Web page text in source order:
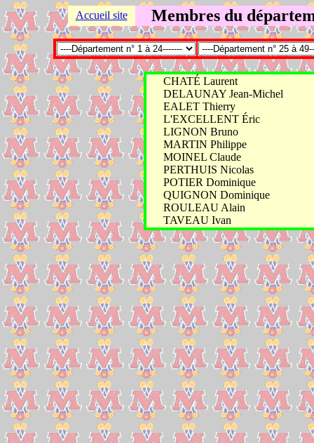
Accueil site Membres du
CHATÉ Laurent
DELAUNAY Jean-Michel
EALET Thierry
L'EXCELLENT Éric
LIGNON Bruno
MARTIN Philippe
MOINEL Claude
PERTHUIS Nicolas
POTIER Dominique
QUIGNON Dominique
ROULEAU Alain
TAVEAU Ivan